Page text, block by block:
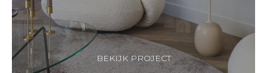
BEKIJK PROJECT